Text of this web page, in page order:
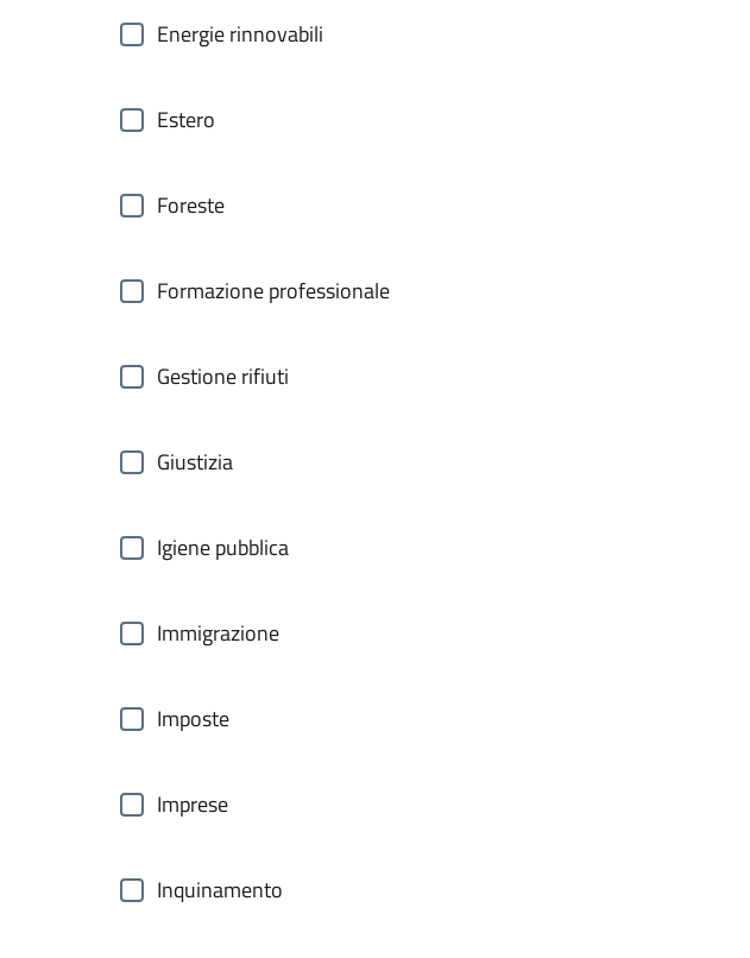
Energie rinnovabili
Estero
Foreste
Formazione professionale
Gestione rifiuti
Giustizia
Igiene pubblica
Immigrazione
Imposte
Imprese
Inquinamento